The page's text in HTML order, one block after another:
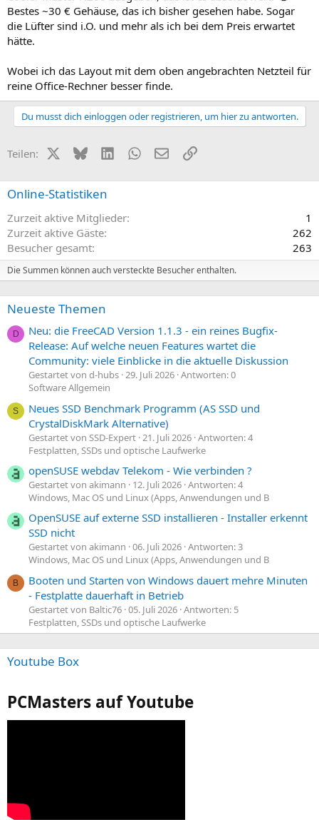
Bestes ~30 € Gehäuse, das ich bisher gesehen habe. Sogar
die Lüfter sind i.O. und mehr als ich bei dem Preis erwartet
hätte.
Wobei ich das Layout mit dem oben angebrachten Netzteil für
reine Office-Rechner besser finde.
Du musst dich einloggen oder registrieren, um hier zu antworten.
Teilen: X (Twitter)
BlueskyLinkedInWhatsApp
E-MailLink
Online-Statistiken
Zurzeit aktive Mitglieder
1
Zurzeit aktive Gäste
262
Besucher gesamt
263
Die Summen können auch versteckte Besucher enthalten.
Neueste Themen
D
Neu: die FreeCAD Version 1.1.3 - ein reines Bugfix-
Release: Auf welche neuen Features wartet die
Community: viele Einblicke in die aktuelle Diskussion
Gestartet von d-hubs 29. Juli 2026 Antworten: 0
Software Allgemein
S
Neues SSD Benchmark Programm (AS SSD und
CrystalDiskMark Alternative)
Gestartet von SSD-Expert 21. Juli 2026 Antworten: 4
Festplatten, SSDs und optische Laufwerke
openSUSE webdav Telekom - Wie verbinden ?
Gestartet von akimann 12. Juli 2026 Antworten: 4
Windows, Mac OS und Linux (Apps, Anwendungen und B
OpenSUSE auf externe SSD installieren - Installer erkennt
SSD nicht
Gestartet von akimann 06. Juli 2026 Antworten: 3
Windows, Mac OS und Linux (Apps, Anwendungen und B
B
Booten und Starten von Windows dauert mehre Minuten
- Festplatte dauerhaft in Betrieb
Gestartet von Baltic76 05. Juli 2026 Antworten: 5
Festplatten, SSDs und optische Laufwerke
Youtube Box
PCMasters auf Youtube